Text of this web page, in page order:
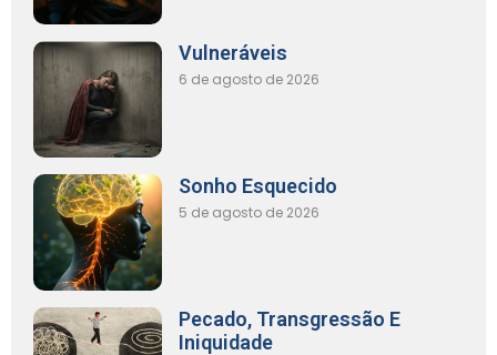
Vulneráveis
6 de agosto de 2026
Sonho Esquecido
5 de agosto de 2026
Pecado, Transgressão E
Iniquidade